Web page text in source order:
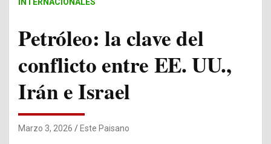
Petróleo: la clave del
conflicto entre EE. UU.,
Irán e Israel
Marzo 3, 2026 Este Paisano